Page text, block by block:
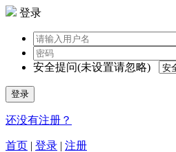
登录
安全提问(未设置请忽略)
登录
还没有注册？
首页 | 登录 | 注册